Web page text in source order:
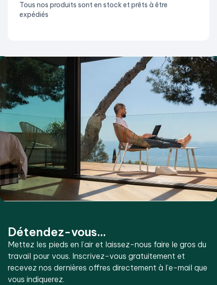
Tous nos produits sont en stock et prêts à être
expédiés
Détendez-vous...
Mettez les pieds en l’air et laissez-nous faire le gros du
travail pour vous. Inscrivez-vous gratuitement et
recevez nos dernières offres directement à l’e-mail que
vous indiquerez.